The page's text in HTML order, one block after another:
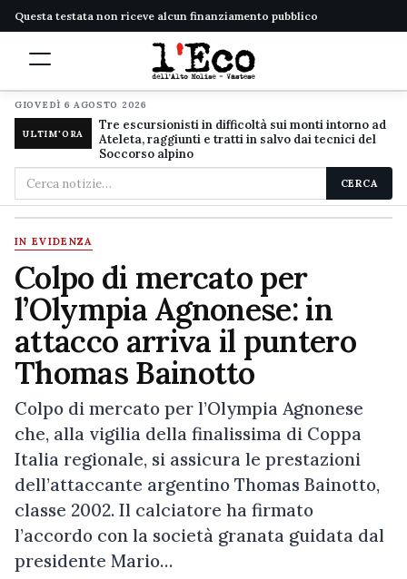
Questa testata non riceve alcun finanziamento pubblico
GIOVEDÌ 6 AGOSTO 2026
ULTIM'ORA
Tre escursionisti in difficoltà sui monti intorno ad
Ateleta, raggiunti e tratti in salvo dai tecnici del
Soccorso alpino
Cerca
nel
sito
CERCA
IN EVIDENZA
Colpo di mercato per
l’Olympia Agnonese: in
attacco arriva il puntero
Thomas Bainotto
Colpo di mercato per l’Olympia Agnonese
che, alla vigilia della finalissima di Coppa
Italia regionale, si assicura le prestazioni
dell’attaccante argentino Thomas Bainotto,
classe 2002. Il calciatore ha firmato
l’accordo con la società granata guidata dal
presidente Mario…